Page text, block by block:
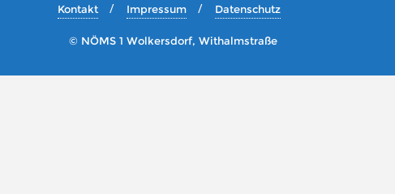
Kontakt Impressum Datenschutz